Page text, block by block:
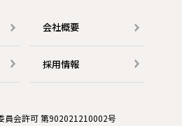
会社概要
採用情報
員会許可 第902021210002号